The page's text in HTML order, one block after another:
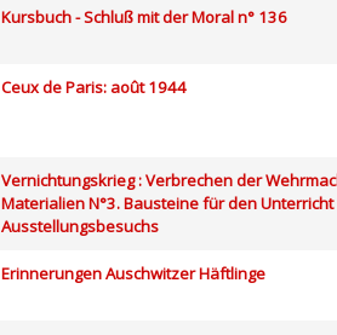
Kursbuch - Schluß mit der Moral n° 136
Ceux de Paris: août 1944
Vernichtungskrieg : Verbrechen der
Materialien N°3. Bausteine für den
Ausstellungsbesuchs
Erinnerungen Auschwitzer Häftlinge